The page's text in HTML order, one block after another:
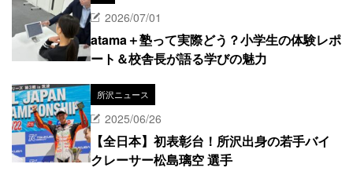
2026/07/01
atama＋塾って実際どう？小学生の体験レポ
ート＆校舎長が語る学びの魅力
所沢ニュース
2025/06/26
【全日本】初表彰台！所沢出身の若手バイ
クレーサー松島璃空 選手